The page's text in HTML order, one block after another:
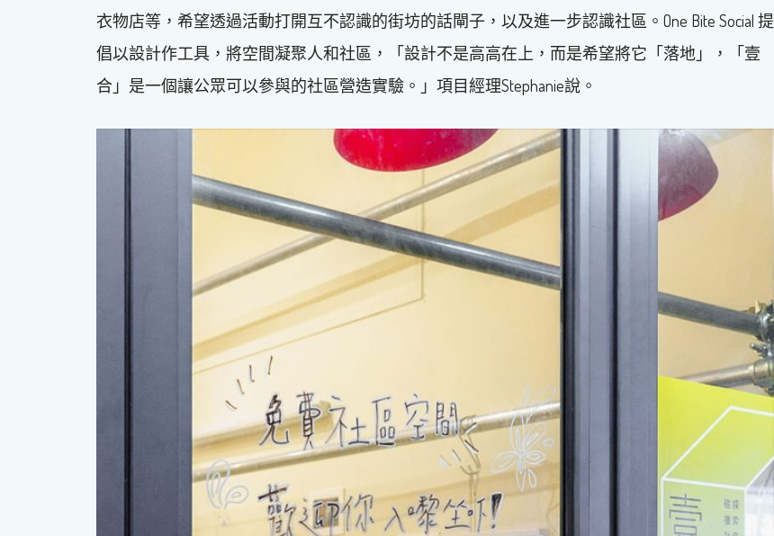
衣物店等，希望透過活動打開互不認識的街坊的話閘子，以及進一步認識社區。One Bite Social 提
倡以設計作工具，將空間凝聚人和社區，「設計不是高高在上，而是希望將它「落地」，「壹
合」是一個讓公眾可以參與的社區營造實驗。」項目經理Stephanie說。